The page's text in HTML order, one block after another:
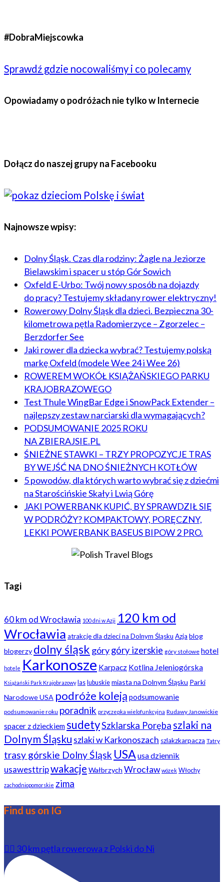
#DobraMiejscowka
Sprawdź gdzie nocowaliśmy i co polecamy
Opowiadamy o podróżach nie tylko w Internecie
Dołącz do naszej grupy na Facebooku
Najnowsze wpisy:
Dolny Śląsk. Czas dla rodziny: Żagle na Jeziorze
Bielawskim i spacer u stóp Gór Sowich
Oxfeld E-Urbo: Twój nowy sposób na dojazdy
do pracy? Testujemy składany rower elektryczny!
Rowerowy Dolny Śląsk dla dzieci. Bezpieczna 30-
kilometrowa pętla Radomierzyce – Zgorzelec –
Berzdorfer See
Jaki rower dla dziecka wybrać? Testujemy polską
markę Oxfeld (modele Wee 24 i Wee 26)
ROWEREM WOKÓŁ KSIĄŻAŃSKIEGO PARKU
KRAJOBRAZOWEGO
Test Thule WingBar Edge i SnowPack Extender –
najlepszy zestaw narciarski dla wymagających?
PODSUMOWANIE 2025 ROKU
NA ZBIERAJSIE.PL
ŚNIEŻNE STAWKI – TRZY PROPOZYCJE TRAS
BY WEJŚĆ NA DNO ŚNIEŻNYCH KOTŁÓW
5 powodów, dla których warto wybrać się z dziećmi
na Starościńskie Skały i Lwią Górę
JAKI POWERBANK KUPIĆ, BY SPRAWDZIŁ SIĘ
W PODRÓŻY? KOMPAKTOWY, PORĘCZNY,
LEKKI POWERBANK BASEUS BIPOW 2 PRO.
Tagi
60 km od Wrocławia 100 dni w Azji 120 km od
Wrocławia atrakcje dla dzieci na Dolnym Śląsku Azja blog
blogerzy dolny śląsk górygóry izerskie góry stołowe hotel
hotele Karkonosze Karpacz Kotlina Jeleniogórska
Książański Park Krajobrazowy las lubuskie miasta na Dolnym Śląsku Parki
Narodowe USA podróże koleją podsumowanie
podsumowanie roku poradnik przyczepka wielofunkcyjna Rudawy Janowickie
spacer z dzieckiemsudetySzklarska Porębaszlaki na
Dolnym Śląsku szlaki w Karkonoszach szlakzkarpacza Tatry
trasy górskie Dolny Śląsk USAusa dziennik
usawesttripwakacje Wałbrzych Wrocław wózek Włochy
zachodniopomorskie zima
Find us on IG
🚴‍♂️ 30 km pętla rowerowa z Polski do Ni